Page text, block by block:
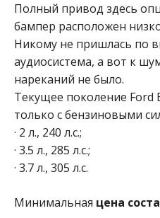
Полный привод здесь
бампер расположен
Никому не пришлась по
аудиосистема, а вот к
нареканий не было.
Текущее поколение Ford
только с бензиновыми
· 2 л., 240 л.с.;
· 3.5 л., 285 л.с.;
· 3.7 л., 305 л.с.
Минимальная цена